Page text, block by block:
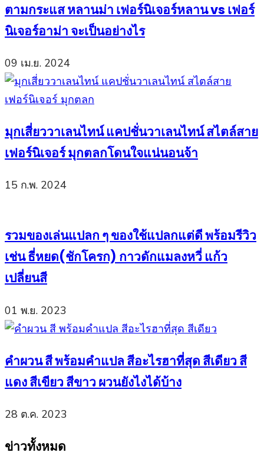
ตามกระแส หลานม่า เฟอร์นิเจอร์หลาน vs เฟอร์
นิเจอร์อาม่า จะเป็นอย่างไร
09 เม.ย. 2024
มุกเสี่ยววาเลนไทน์ แคปชั่นวาเลนไทน์ สไตล์สาย
เฟอร์นิเจอร์ มุกตลกโดนใจแน่นอนจ้า
15 ก.พ. 2024
รวมของเล่นแปลก ๆ ของใช้แปลกแต่ดี พร้อมรีวิว
เช่น ธี่หยด(ชักโครก) กาวดักแมลงหวี่ แก้ว
เปลี่ยนสี
01 พ.ย. 2023
คำผวน สี พร้อมคำแปล สีอะไรฮาที่สุด สีเดียว สี
แดง สีเขียว สีขาว ผวนยังไงได้บ้าง
28 ต.ค. 2023
ข่าวทั้งหมด